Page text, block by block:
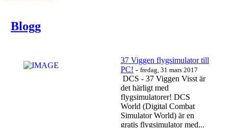
https://www.youtube.com/watch?v=UctJADytir0
Läs mer…
Blogg
37 Viggen flygsimulator till
PC! - fredag, 31 mars 2017
DCS - 37 Viggen Visst är
det härligt med
flygsimulatorer! DCS
World (Digital Combat
Simulator World) är en
gratis flygsimulator med...